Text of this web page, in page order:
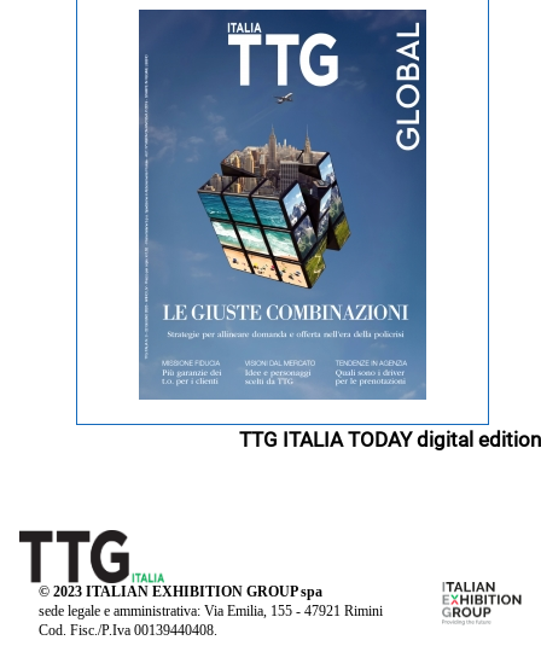
TTG ITALIA TODAY digital edition
© 2023 ITALIAN EXHIBITION GROUP spa
sede legale e amministrativa: Via Emilia, 155 - 47921 Rimini
Cod. Fisc./P.Iva 00139440408.